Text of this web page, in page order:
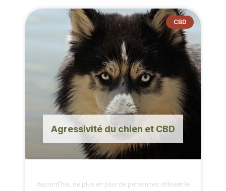
CBD
Agressivité du chien et CBD
Aujourd’hui, de plus en plus de personnes utilisent le